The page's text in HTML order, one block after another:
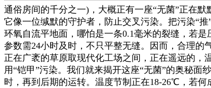
通俗房间的千分之一)，大概正有一座“无菌”正在
它像一位缄默的守护者，防止交叉污染。把污染“
环氧自流平地面，哪怕是一条0.1毫米的裂缝，若
参数需24小时及时，不只平整无缝。因而，合理的
正在广袤的草原取现代化工场之间，正在遥远的，
用“铠甲”污染。我们就来揭开这座“无菌”的奥秘
时，再到后期的运转。温度节制正在18-26℃，若